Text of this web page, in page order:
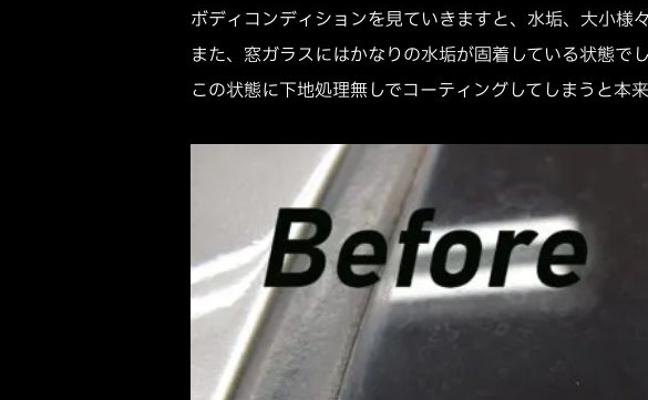
ボディコンディションを見ていきますと、水垢、大小様
また、窓ガラスにはかなりの水垢が固着している状態でし
この状態に下地処理無しでコーティングしてしまうと本